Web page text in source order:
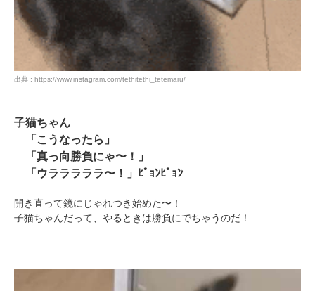
出典 : https://www.instagram.com/tethitethi_tetemaru/
子猫ちゃん
「こうなったら」
「真っ向勝負にゃ〜！」
「ウラララララ〜！」ﾋﾟｮﾝﾋﾟｮﾝ
開き直って鏡にじゃれつき始めた〜！
子猫ちゃんだって、やるときは勝負にでちゃうのだ！